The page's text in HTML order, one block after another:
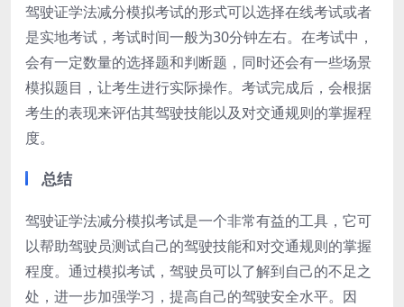
驾驶证学法减分模拟考试的形式可以选择在线考试或者
是实地考试，考试时间一般为30分钟左右。在考试中，
会有一定数量的选择题和判断题，同时还会有一些场景
模拟题目，让考生进行实际操作。考试完成后，会根据
考生的表现来评估其驾驶技能以及对交通规则的掌握程
度。
总结
驾驶证学法减分模拟考试是一个非常有益的工具，它可
以帮助驾驶员测试自己的驾驶技能和对交通规则的掌握
程度。通过模拟考试，驾驶员可以了解到自己的不足之
处，进一步加强学习，提高自己的驾驶安全水平。因